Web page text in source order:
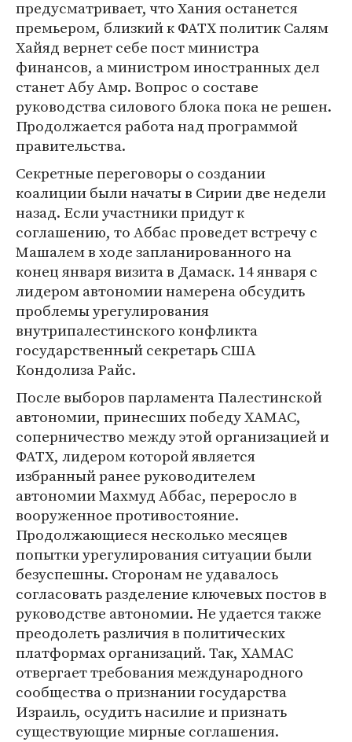
предусматривает, что Хания останется
премьером, близкий к ФАТХ политик Салям
Хайяд вернет себе пост министра
финансов, а министром иностранных дел
станет Абу Амр. Вопрос о составе
руководства силового блока пока не решен.
Продолжается работа над программой
правительства.
Секретные переговоры о создании
коалиции были начаты в Сирии две недели
назад. Если участники придут к
соглашению, то Аббас проведет встречу с
Машалем в ходе запланированного на
конец января визита в Дамаск. 14 января с
лидером автономии намерена обсудить
проблемы урегулирования
внутрипалестинского конфликта
государственный секретарь США
Кондолиза Райс.
После выборов парламента Палестинской
автономии, принесших победу ХАМАС,
соперничество между этой организацией и
ФАТХ, лидером которой является
избранный ранее руководителем
автономии Махмуд Аббас, переросло в
вооруженное противостояние.
Продолжающиеся несколько месяцев
попытки урегулирования ситуации были
безуспешны. Сторонам не удавалось
согласовать разделение ключевых постов в
руководстве автономии. Не удается также
преодолеть различия в политических
платформах организаций. Так, ХАМАС
отвергает требования международного
сообщества о признании государства
Израиль, осудить насилие и признать
существующие мирные соглашения.